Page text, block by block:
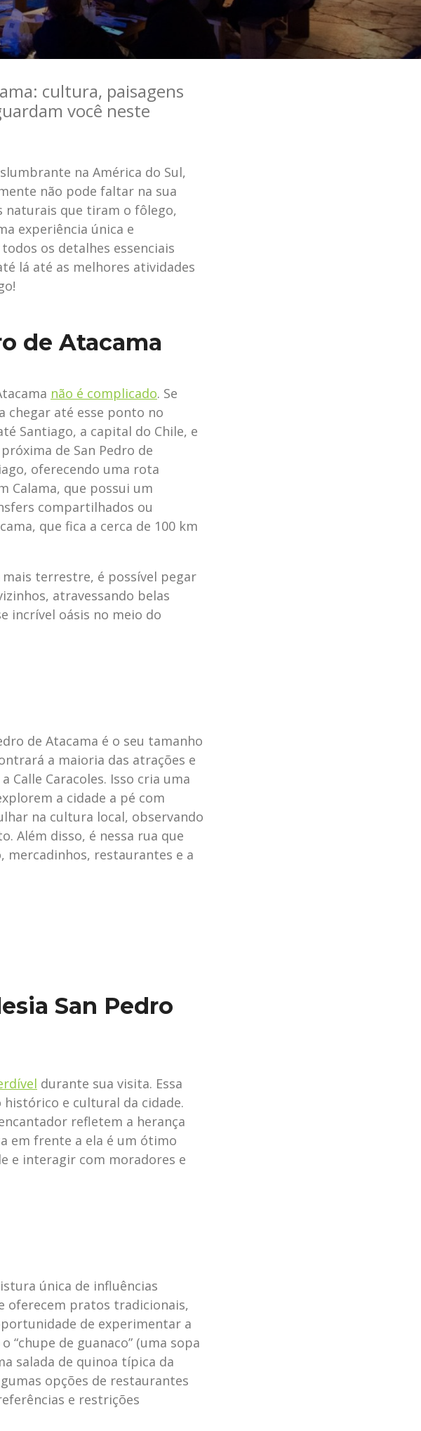
cultura, paisagens
você neste
na América do Sul,
não pode faltar na sua
naturais que tiram o fôlego,
experiência única e
os detalhes essenciais
lá até as melhores atividades
de Atacama
não é complicado. Se
chegar até esse ponto no
Santiago, a capital do Chile, e
de San Pedro de
oferecendo uma rota
Calama, que possui um
compartilhados ou
que fica a cerca de 100 km
terrestre, é possível pegar
atravessando belas
incrível oásis no meio do
de Atacama é o seu tamanho
a maioria das atrações e
Calle Caracoles. Isso cria uma
a cidade a pé com
na cultura local, observando
Além disso, é nessa rua que
mercadinhos, restaurantes e a
San Pedro
durante sua visita. Essa
e cultural da cidade.
refletem a herança
em frente a ela é um ótimo
e interagir com moradores e
única de influências
oferecem pratos tradicionais,
de experimentar a
“chupe de guanaco” (uma sopa
salada de quinoa típica da
opções de restaurantes
e restrições